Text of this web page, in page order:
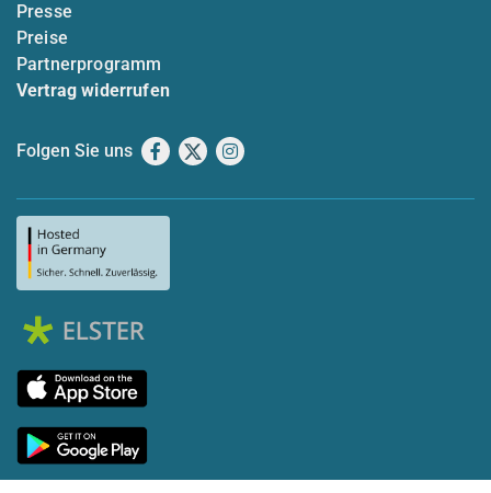
Presse
Preise
Partnerprogramm
Vertrag widerrufen
Folgen Sie uns Facebook
X Instagram